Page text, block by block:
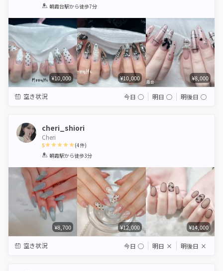
1 2 3 4 5
朝霞台駅から徒歩7分
¥10,000 ¥10,000 ¥8,000
空き状況 今日 ◯ 明日 ◯ 明後日 ◯
cheri_shiori
Cheri
5
1 2 3 4 5
(4件)
朝霞駅から徒歩3分
¥8,700 ¥12,000 ¥14,000
空き状況 今日 ◯ 明日 × 明後日 ×